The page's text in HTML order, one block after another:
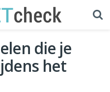
die je
het